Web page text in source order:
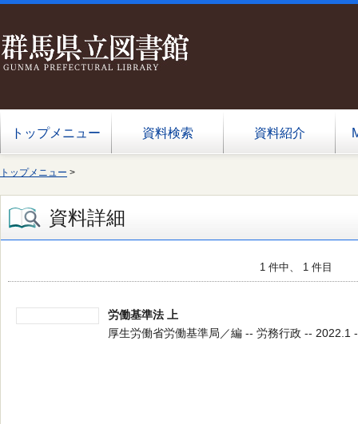
トップメニュー 資料検索 資料紹介
トップメニュー >
資料詳細
1 件中、 1 件目
労働基準法 上
厚生労働省労働基準局／編 -- 労務行政 -- 2022.1